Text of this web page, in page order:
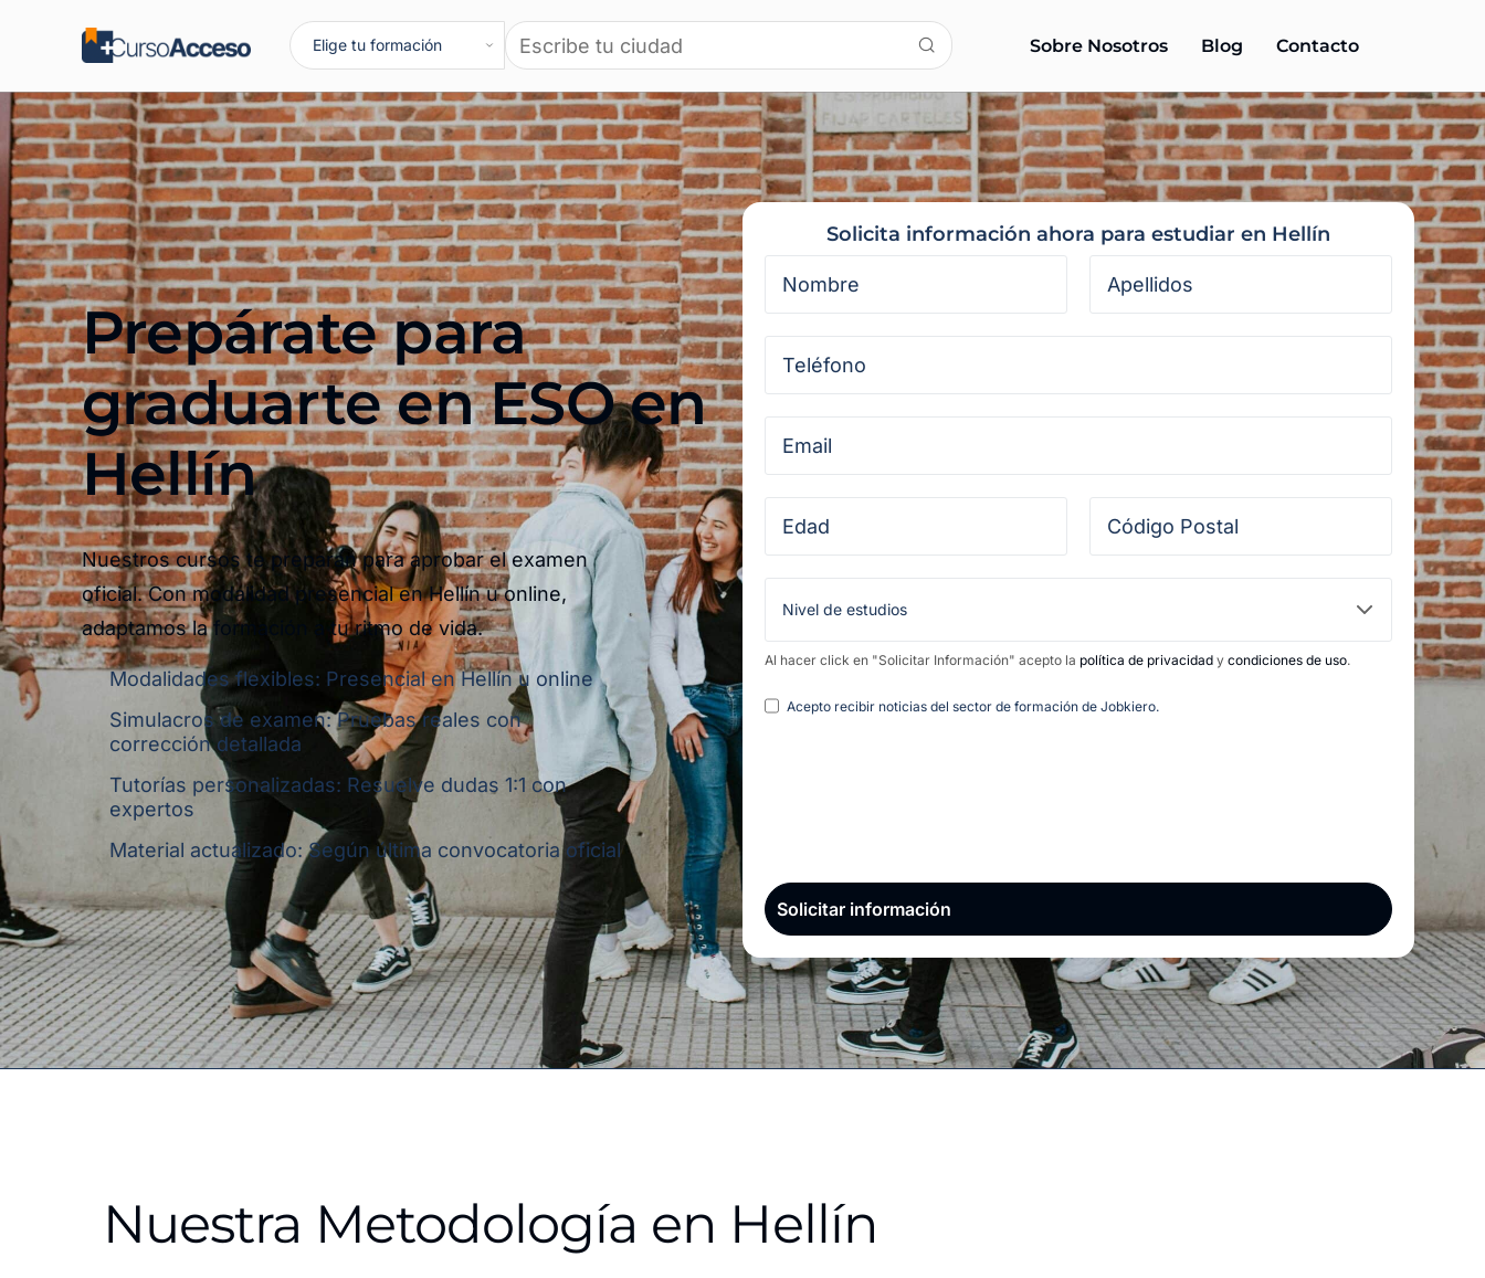
Sobre Nosotros Blog Contacto
Prepárate para
graduarte en ESO en
Hellín
Nuestros cursos te preparan para aprobar el examen
oficial. Con modalidad presencial en Hellín u online,
adaptamos la formación a tu ritmo de vida.
Modalidades flexibles: Presencial en Hellín u online
Simulacros de examen: Pruebas reales con
corrección detallada
Tutorías personalizadas: Resuelve dudas 1:1 con
expertos
Material actualizado: Según última convocatoria oficial
Solicita información ahora para estudiar en Hellín
Al hacer click en "Solicitar Información" acepto la política de privacidad y condiciones de uso.
Acepto recibir noticias del sector de formación de Jobkiero.
Nuestra Metodología en Hellín